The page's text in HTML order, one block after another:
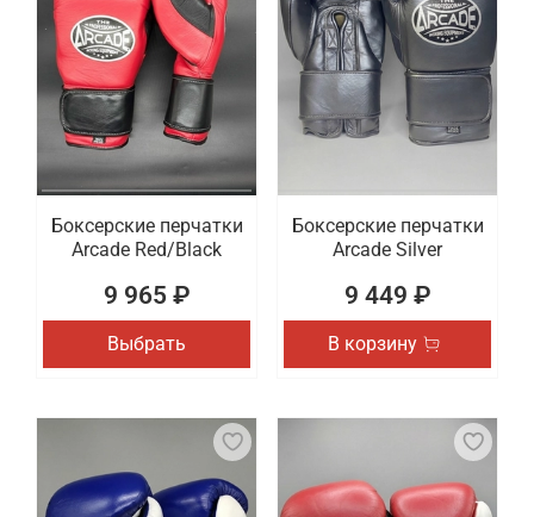
Боксерские перчатки
Arcade Red/Black
9 965 ₽
Выбрать
Боксерские перчатки
Arcade Silver
9 449 ₽
В корзину